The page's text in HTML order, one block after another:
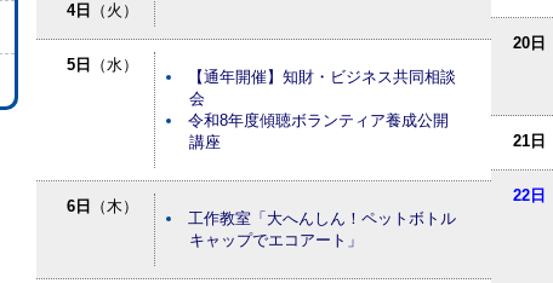
4日 （火）
5日 （水）
【通年開催】知財・ビジネス共同相談
会
令和8年度傾聴ボランティア養成公開
講座
6日 （木）
工作教室「大へんしん！ペットボトル
キャップでエコアート」
20日
21日
22日